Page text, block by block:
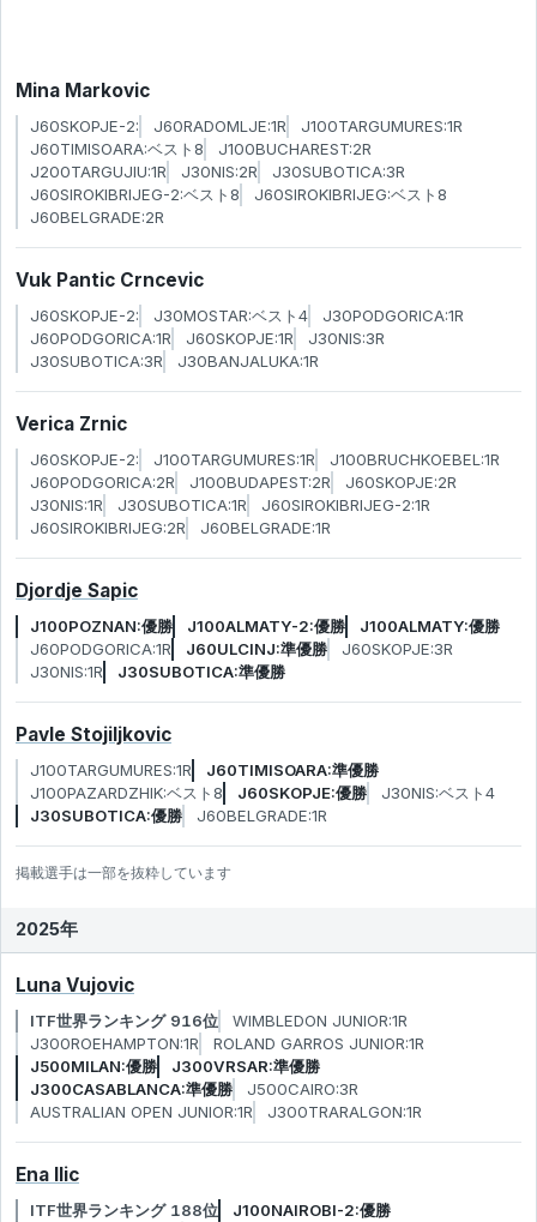
Mina Markovic
J60SKOPJE-2: J60RADOMLJE:1R
J100TARGUMURES:1R
J60TIMISOARA:ベスト8
J100BUCHAREST:2R
J200TARGUJIU:1R
J30NIS:2R
J30SUBOTICA:3R
J60SIROKIBRIJEG-2:ベスト8
J60SIROKIBRIJEG:ベスト8
J60BELGRADE:2R
Vuk Pantic Crncevic
J60SKOPJE-2: J30MOSTAR:ベスト4
J30PODGORICA:1R
J60PODGORICA:1R
J60SKOPJE:1R
J30NIS:3R
J30SUBOTICA:3R
J30BANJALUKA:1R
Verica Zrnic
J60SKOPJE-2: J100TARGUMURES:1R
J100BRUCHKOEBEL:1R
J60PODGORICA:2R
J100BUDAPEST:2R
J60SKOPJE:2R
J30NIS:1R
J30SUBOTICA:1R
J60SIROKIBRIJEG-2:1R
J60SIROKIBRIJEG:2R
J60BELGRADE:1R
Djordje Sapic
J100POZNAN:優勝 J100ALMATY-2:優勝
J100ALMATY:優勝
J60PODGORICA:1R
J60ULCINJ:準優勝
J60SKOPJE:3R
J30NIS:1R
J30SUBOTICA:準優勝
Pavle Stojiljkovic
J100TARGUMURES:1R
J60TIMISOARA:準優勝
J100PAZARDZHIK:ベスト8
J60SKOPJE:優勝
J30NIS:ベスト4
J30SUBOTICA:優勝
J60BELGRADE:1R
掲載選手は一部を抜粋しています
2025年
Luna Vujovic
ITF世界ランキング 916位
WIMBLEDON JUNIOR:1R
J300ROEHAMPTON:1R
ROLAND GARROS JUNIOR:1R
J500MILAN:優勝
J300VRSAR:準優勝
J300CASABLANCA:準優勝
J500CAIRO:3R
AUSTRALIAN OPEN JUNIOR:1R
J300TRARALGON:1R
Ena Ilic
ITF世界ランキング 188位
J100NAIROBI-2:優勝